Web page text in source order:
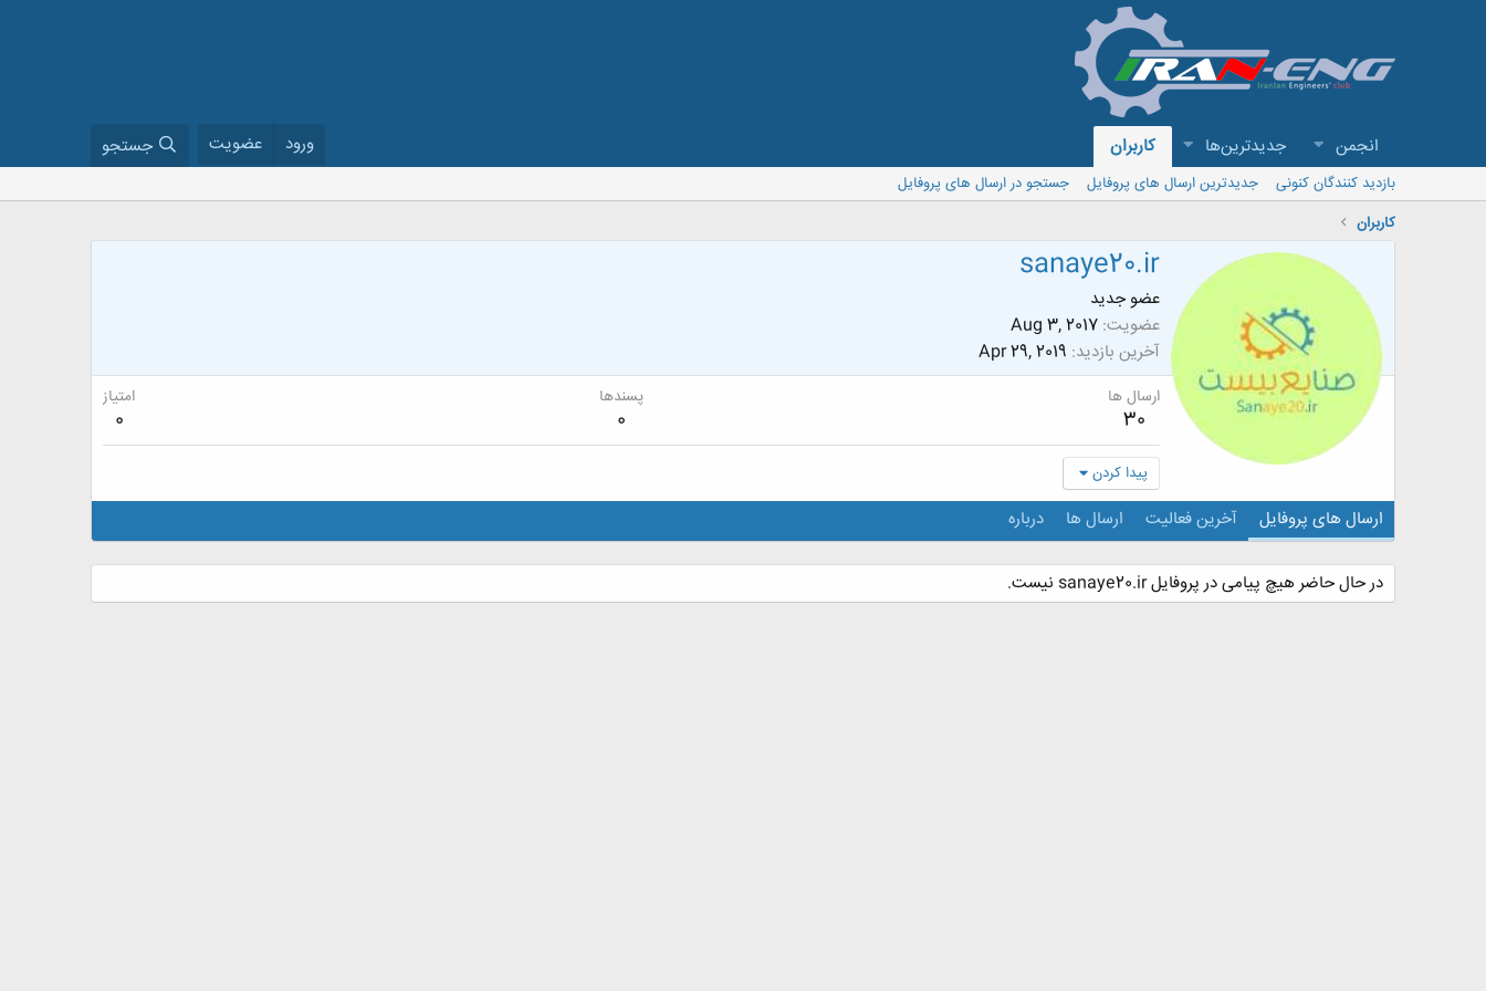
انجمن جدیدترین‌ها کاربران ورود عضویت جستجو
بازدید کنندگان کنونی جدیدترین ارسال های پروفایل
جستجو در ارسال های پروفایل
کاربران
sanaye20.ir
عضو جدید
عضویت Aug 3, 2017
آخرین بازدید Apr 29, 2019
ارسال ها
30
پسندها
0
امتیاز
0
پیدا کردن
ارسال های پروفایل آخرین فعالیت ارسال ها درباره
در حال حاضر هیچ پیامی در پروفایل sanaye20.ir نیست.